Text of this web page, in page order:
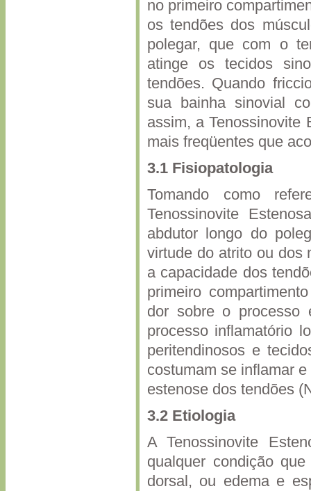
no primeiro
os tendões dos
polegar, que com o
atinge os tecidos
tendões. Quando
sua bainha sinovial
assim, a Tenossinovite
mais freqüentes que
3.1 Fisiopatologia
Tomando como
Tenossinovite
abdutor longo do
virtude do atrito ou dos
a capacidade dos
primeiro
dor sobre o processo
processo inflamatório
peritendinosos e
costumam se inflamar
estenose dos tendões
3.2 Etiologia
A Tenossinovite
qualquer condição
dorsal, ou edema e